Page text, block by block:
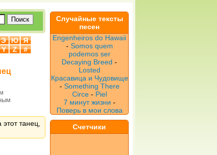
Э Ю
Я
Y Z
#
танец,
Случайные тексты
песен
Engenheiros do Hawaii
- Somos quem
podemos ser
Decaying Breed -
Losted
Красавица и Чудовище
- Something There
Circe- Piel
7 минут жизни -
Поверь в мои слова
Счетчики